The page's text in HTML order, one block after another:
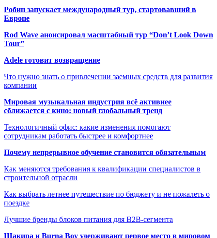
Робин запускает международный тур, стартовавший в
Европе
Rod Wave анонсировал масштабный тур “Don’t Look Down
Tour”
Adele готовит возвращение
Что нужно знать о привлечении заемных средств для развития
компании
Мировая музыкальная индустрия всё активнее
сближается с кино: новый глобальный тренд
Технологичный офис: какие изменения помогают
сотрудникам работать быстрее и комфортнее
Почему непрерывное обучение становится обязательным
Как меняются требования к квалификации специалистов в
строительной отрасли
Как выбрать летнее путешествие по бюджету и не пожалеть о
поездке
Лучшие бренды блоков питания для B2B-сегмента
Шакира и Burna Boy удерживают первое место в мировом